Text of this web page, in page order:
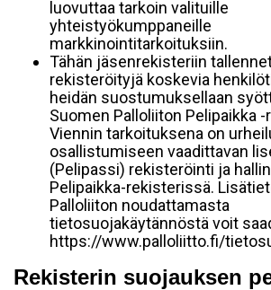
luovuttaa tarkoin valituille
yhteistyökumppaneille
markkinointitarkoituksiin.
Tähän jäsenrekisteriin
rekisteröityjä koskevia
heidän suostumuksellaan
Suomen Palloliiton Pelipaikka
Viennin tarkoituksena on
osallistumiseen vaadittavan
(Pelipassi) rekisteröinti ja
Pelipaikka-rekisterissä.
Palloliiton noudattamasta
tietosuojakäytännöstä voit
https://www.palloliitto.fi/
Rekisterin suojauksen